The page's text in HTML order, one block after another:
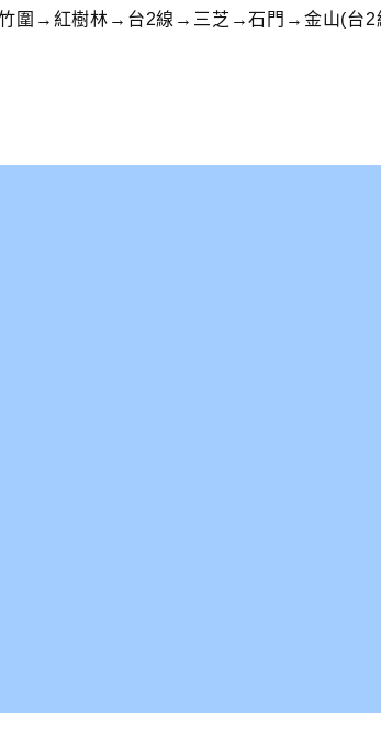
圍→紅樹林→台2線→三芝→石門→金山(台2